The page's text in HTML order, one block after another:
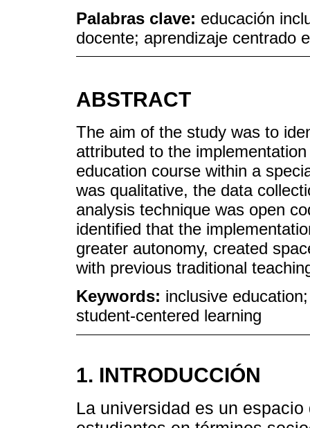
Palabras clave: educación
docente; aprendizaje centrado
ABSTRACT
The aim of the study was to
attributed to the
education course within a
was qualitative, the data
analysis technique was open
identified that the
greater autonomy, created
with previous traditional
Keywords: inclusive
student-centered learning
1. INTRODUCCIÓN
La universidad es un